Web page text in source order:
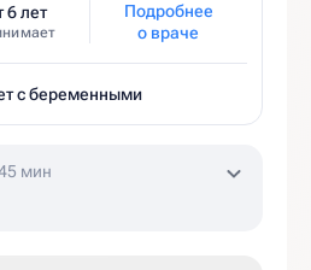
6 лет
Подробнее
о враче
с беременными
мин